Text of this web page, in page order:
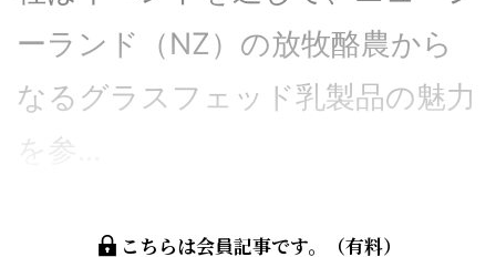
ーランド（NZ）の放牧酪農から
なるグラスフェッド乳製品の魅力
を参...
こちらは会員記事です。（有料）